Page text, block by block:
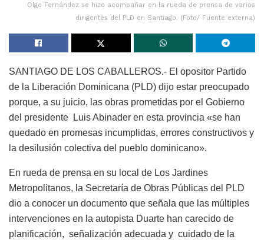
Olgo Fernández se hizo acompañar en la rueda de prensa de varios
dirigentes del PLD en Santiago. (Foto/ Fuente externa)
SANTIAGO DE LOS CABALLEROS.- El opositor Partido
de la Liberación Dominicana (PLD) dijo estar preocupado
porque, a su juicio, las obras prometidas por el Gobierno
del presidente Luis Abinader en esta provincia «se han
quedado en promesas incumplidas, errores constructivos y
la desilusión colectiva del pueblo dominicano».
En rueda de prensa en su local de Los Jardines
Metropolitanos, la Secretaría de Obras Públicas del PLD
dio a conocer un documento que señala que las múltiples
intervenciones en la autopista Duarte han carecido de
planificación, señalización adecuada y cuidado de la